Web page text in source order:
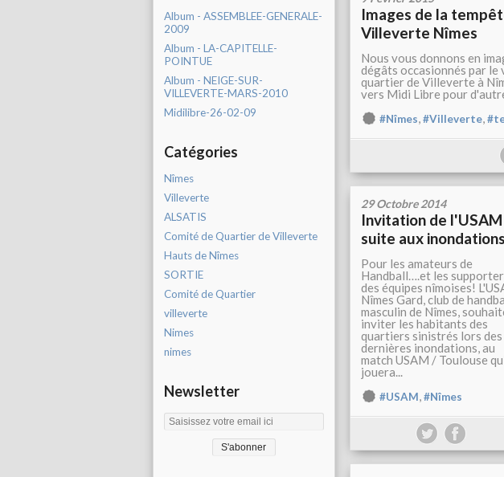
Album - ASSEMBLEE-GENERALE-
2009
Album - LA-CAPITELLE-
POINTUE
Album - NEIGE-SUR-
VILLEVERTE-MARS-2010
Midilibre-26-02-09
Catégories
Nîmes
Villeverte
ALSATIS
Comité de Quartier de Villeverte
Hauts de Nîmes
SORTIE
Comité de Quartier
villeverte
Nimes
nimes
Newsletter
Images de la
Villeverte Nîmes
Nous vous donnons en
dégâts occasionnés par
quartier de Villeverte à
vers Midi Libre pour
#Nîmes,#Villeverte,
29 Octobre 2014
Invitation de l'USAM
suite aux inondations
Pour les amateurs de
Handball….et les
des équipes nîmoises!
Nîmes Gard, club de
masculin de Nîmes,
inviter les habitants des
quartiers sinistrés lors des
dernières inondations, au
match USAM / Toulouse
jouera...
#USAM,#Nîmes